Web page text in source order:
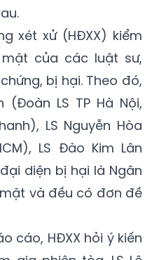
đi. Cửa bên hông
dự khán vào phòng
xét xử (HĐXX) kiểm
của các luật sư,
bị hại. Theo đó,
(Đoàn LS TP Hà Nội,
LS Nguyễn Hòa
LS Đào Kim Lân
diện bị hại là Ngân
và đều có đơn đề